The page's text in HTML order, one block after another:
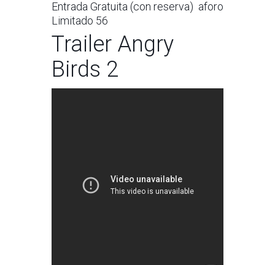
Entrada Gratuita (con reserva) aforo
Limitado 56
Trailer Angry
Birds 2